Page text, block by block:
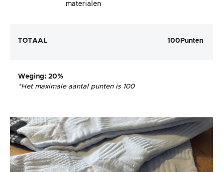
materialen
TOTAAL 100 Punten
Weging: 20%
*Het maximale aantal punten is 100